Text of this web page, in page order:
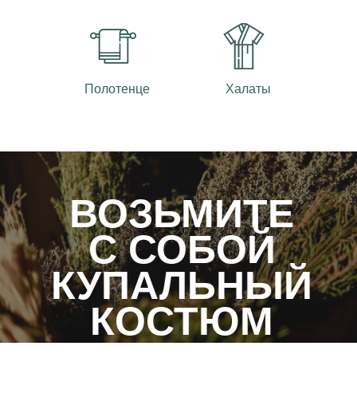
Полотенце Халаты
ВОЗЬМИТЕ
С СОБОЙ
КУПАЛЬНЫЙ
КОСТЮМ
И ТАПКИ